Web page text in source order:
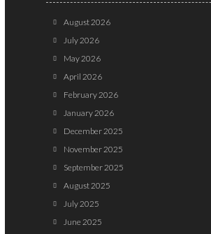
August 2026
July 2026
May 2026
April 2026
February 2026
January 2026
December 2025
November 2025
September 2025
August 2025
July 2025
June 2025